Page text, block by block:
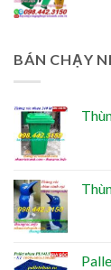
BÁN CHẠY